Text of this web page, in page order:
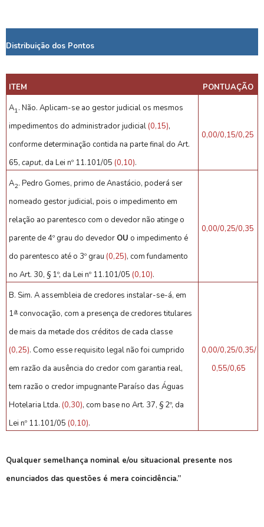
Distribuição dos Pontos
ITEM
PONTUAÇÃO
A1. Não. Aplicam-se ao gestor judicial os mesmos
impedimentos do administrador judicial(0,15),
conforme determinação contida na parte final do Art.
65,caput, da Lei nº 11.101/05 (0,10).
0,00/0,15/0,25
A2. Pedro Gomes, primo de Anastácio, poderá ser
nomeado gestor judicial, pois o impedimento em
relação ao parentesco com o devedor não atinge o
parente de 4º grau do devedor OU o impedimento é
do parentesco até o 3º grau(0,25), com fundamento
no Art. 30, § 1º, da Lei nº 11.101/05(0,10).
0,00/0,25/0,35
B. Sim. A assembleia de credores instalar-se-á, em
1aconvocação, com a presença de credores titulares
de mais da metade dos créditos de cada classe
(0,25). Como esse requisito legal não foi cumprido
em razão da ausência do credor com garantia real,
tem razão o credor impugnante Paraíso das Águas
Hotelaria Ltda.(0,30), com base no Art. 37, § 2º, da
Lei nº 11.101/05(0,10).
0,00/0,25/0,35/
0,55/0,65
Qualquer semelhança nominal e/ou situacional presente nos
enunciados das questões é mera coincidência.”